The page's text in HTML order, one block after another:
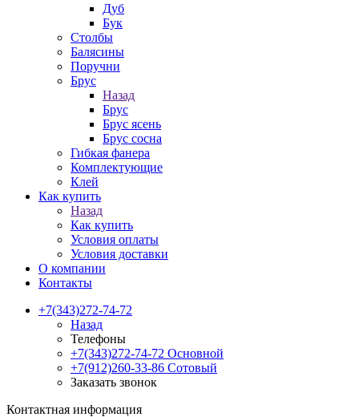
Дуб
Бук
Столбы
Балясины
Поручни
Брус
Назад
Брус
Брус ясень
Брус сосна
Гибкая фанера
Комплектующие
Клей
Как купить
Назад
Как купить
Условия оплаты
Условия доставки
О компании
Контакты
+7(343)272-74-72
Назад
Телефоны
+7(343)272-74-72 Основной
+7(912)260-33-86 Сотовый
Заказать звонок
Контактная информация